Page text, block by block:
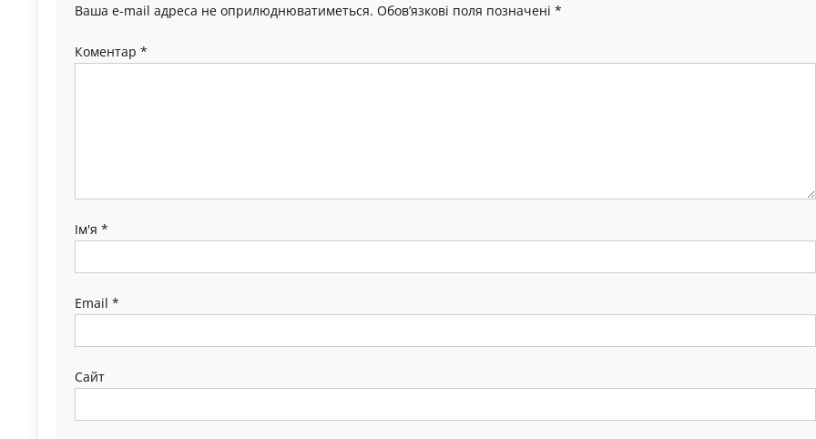
Ваша e-mail адреса не оприлюднюватиметься. Обов’язкові поля позначені *
Коментар *
Ім'я *
Email *
Сайт